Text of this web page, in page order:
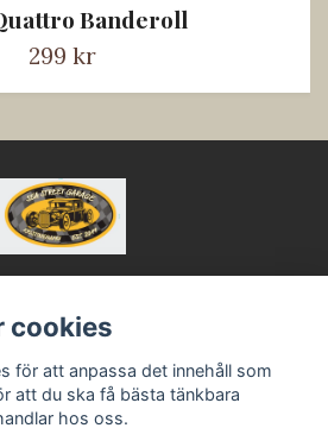
Banderoll
299 kr
Kontakt
Köpvillkor
cookies
för att anpassa det innehåll som
att du ska få bästa tänkbara
hos oss.